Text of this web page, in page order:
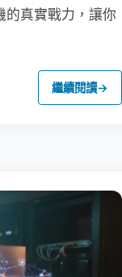
的真實戰力，讓你
繼續閱讀→